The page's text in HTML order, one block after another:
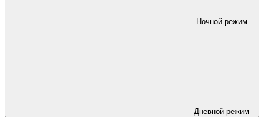
Ночной режим
Дневной режим